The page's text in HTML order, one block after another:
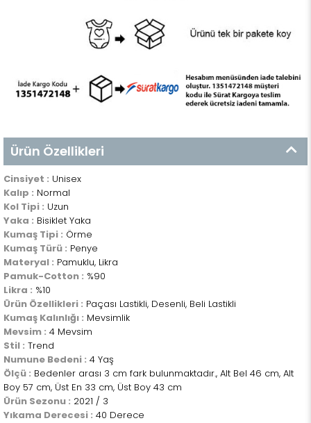
Ürün Özellikleri
Cinsiyet : Unisex
Kalıp : Normal
Kol Tipi : Uzun
Yaka : Bisiklet Yaka
Kumaş Tipi : Örme
Kumaş Türü : Penye
Materyal : Pamuklu, Likra
Pamuk-Cotton : %90
Likra : %10
Ürün Özellikleri : Paçası Lastikli, Desenli, Beli Lastikli
Kumaş Kalınlığı : Mevsimlik
Mevsim : 4 Mevsim
Stil : Trend
Numune Bedeni : 4 Yaş
Ölçü : Bedenler arası 3 cm fark bulunmaktadır., Alt Bel 46 cm, Alt
Boy 57 cm, Üst En 33 cm, Üst Boy 43 cm
Ürün Sezonu : 2021 / 3
Yıkama Derecesi : 40 Derece